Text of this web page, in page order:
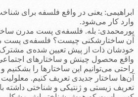
ابراهیمی: یعنی در واقع فلسفه برای
وارد کار می‌شود.
پورمحمدی: بله. فلسفه‌ی پست مدرن
آن ساختارشکنی چیست؟ فلسفه‌ی پست
خودشان ذات از پیش تعیین شده‌ی مشترک
واقع محصول چینش و ساختارهای اجتماعی
راحتی می‌توانیم این ساختارها را بشکنیم
آن‌ها ساختار جدیدی تعریف کنیم. معلولیت
تعریف زیستی و ژنتیکی و شناختی داشته